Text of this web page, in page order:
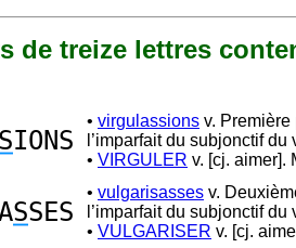
de treize lettres
IONS
• virgulassions v.
l’imparfait du subjonctif du
• VIRGULER v. [cj. aimer].
SSES
• vulgarisasses v.
l’imparfait du subjonctif du
• VULGARISER v. [cj.